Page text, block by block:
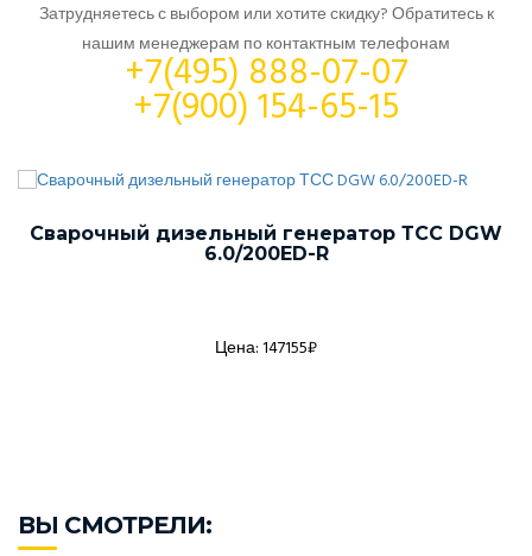
Затрудняетесь с выбором или хотите скидку? Обратитесь к
нашим менеджерам по контактным телефонам
+7(495) 888-07-07
+7(900) 154-65-15
Сварочный дизельный генератор ТСС DGW
6.0/200ED-R
Цена: 147155₽
ВЫ СМОТРЕЛИ: